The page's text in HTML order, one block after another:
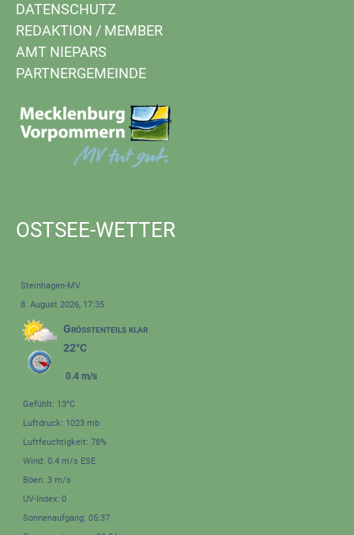
DATENSCHUTZ
REDAKTION / MEMBER
AMT NIEPARS
PARTNERGEMEINDE
OSTSEE-WETTER
Steinhagen-MV
8. August 2026, 17:35
Größtenteils klar
22°C
0.4 m/s
Gefühlt: 13°C
Luftdruck: 1023 mb
Luftfeuchtigkeit: 78%
Wind: 0.4 m/s ESE
Böen: 3 m/s
UV-Index: 0
Sonnenaufgang: 05:37